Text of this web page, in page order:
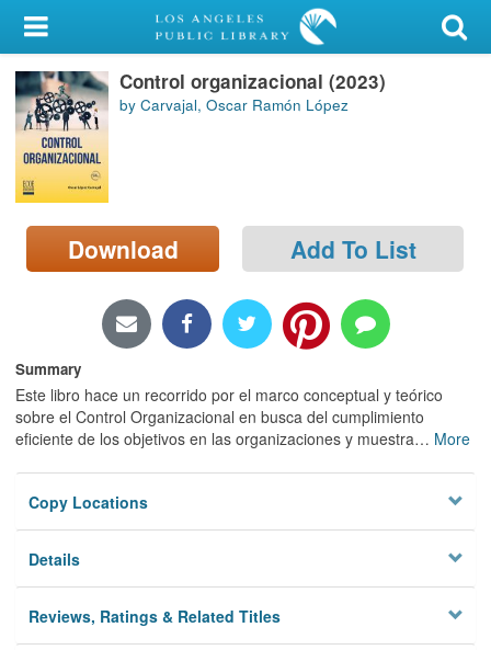
My Account
Library Card
Sign In
Search
Locations/Hours (external
page)
Control organizacional (2023)
by Carvajal, Oscar Ramón López
Download Add To List
Summary
Este libro hace un recorrido por el marco conceptual y teórico
sobre el Control Organizacional en busca del cumplimiento
eficiente de los objetivos en las organizaciones y muestra… More
Copy Locations
Details
Reviews, Ratings & Related Titles